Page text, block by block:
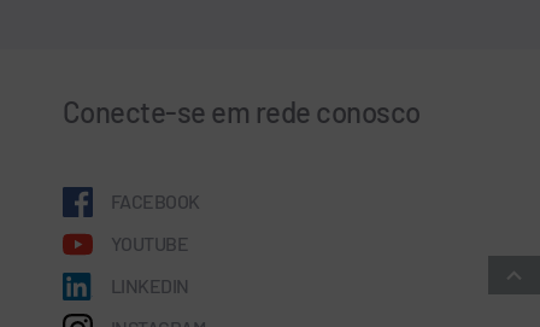
Conecte-se em rede conosco
FACEBOOK
YOUTUBE
LINKEDIN